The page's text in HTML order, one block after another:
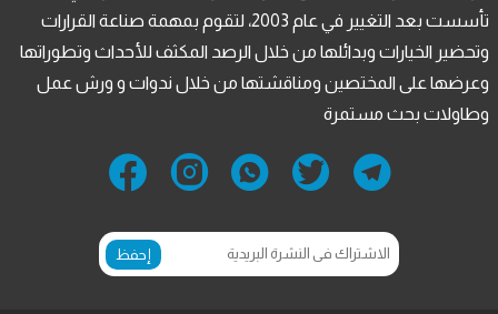
تأسست بعد التغيير في عام 2003، لتقوم بمهمة صناعة القرارات
وتحضير الخيارات وبدائلها من خلال الرصد المكثف للأحداث وتطوراتها
وعرضها على المختصين ومناقشتها من خلال ندوات و ورش عمل
وطاولات بحث مستمرة
إحفظ